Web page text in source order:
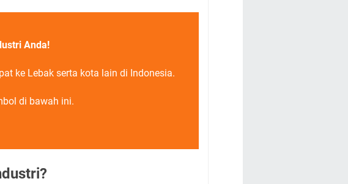
Anda!
ke Lebak serta kota lain di Indonesia.
di bawah ini.